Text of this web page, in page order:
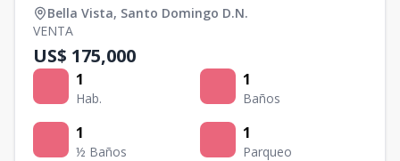
Bella Vista, Santo Domingo D.N.
VENTA
US$ 175,000
1
Hab.
1
Baños
1
½ Baños
1
Parqueo